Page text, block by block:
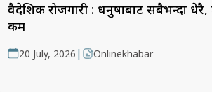
वैदेशिक रोजगारी : धनुषाबाट सबैभन्दा
कम
20 July, 2026 | Onlinekhabar